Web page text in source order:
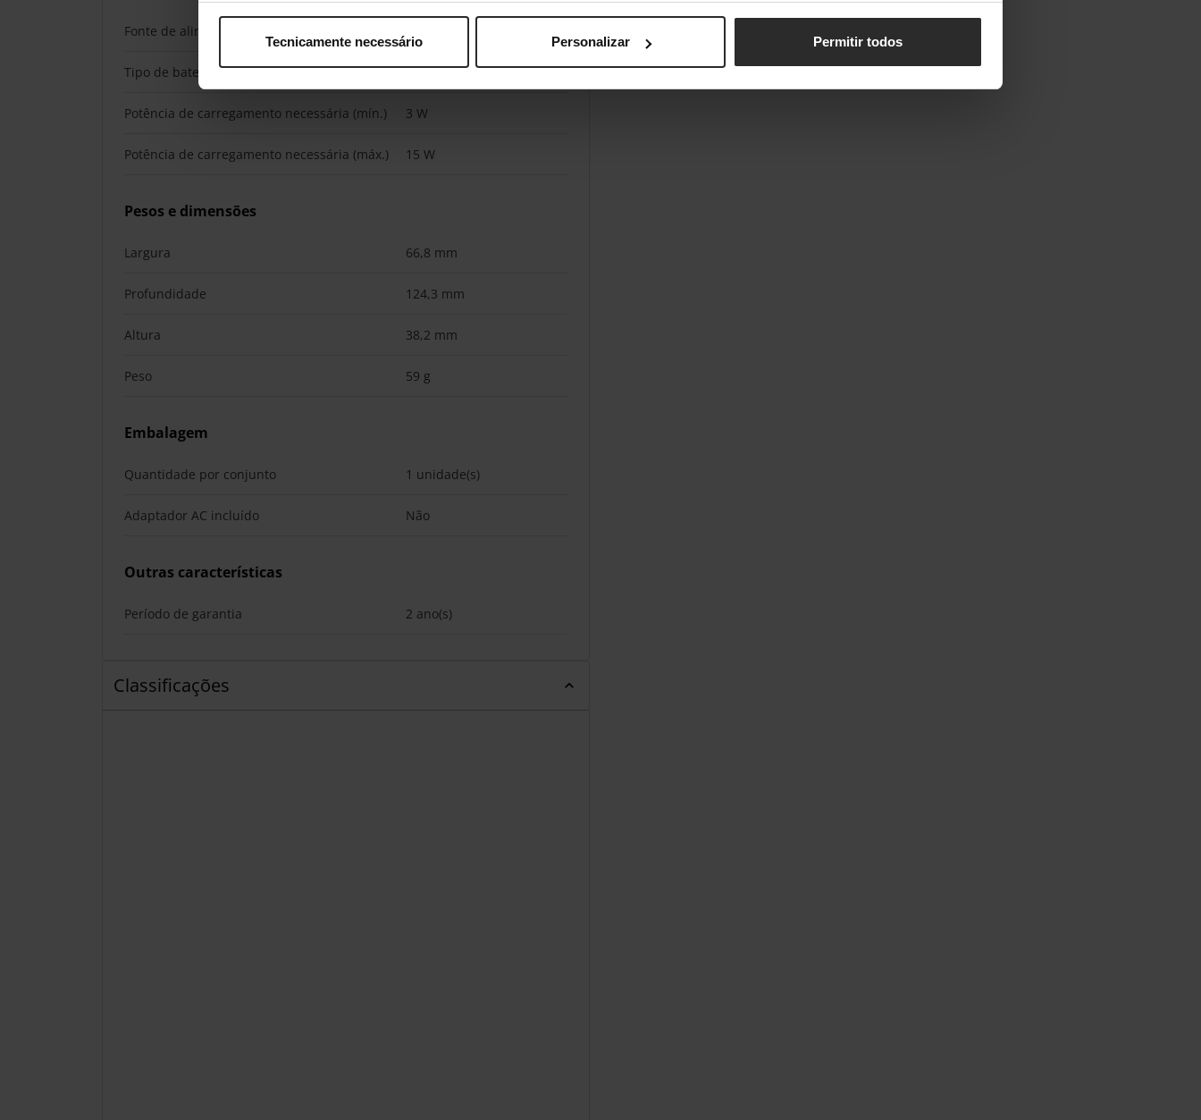
Tecnicamente necessário Personalizar Permitir todos
Fonte de alimentação
Tipo de bateria AAA
Potência de carregamento necessária (mín.) 3 W
Potência de carregamento necessária (máx.) 15 W
Pesos e dimensões
Largura 66,8 mm
Profundidade 124,3 mm
Altura 38,2 mm
Peso 59 g
Embalagem
Quantidade por conjunto 1 unidade(s)
Adaptador AC incluído Não
Outras características
Período de garantia 2 ano(s)
Classificações